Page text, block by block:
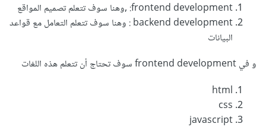
frontend development: ,وهنا سوف تتعلم تصميم المواقع
backend development : وهنا سوف تتعلم التعامل مع قواعد
البيانات
و في frontend development سوف تحتاج أن تتعلم هذه اللغات
html
css
javascript